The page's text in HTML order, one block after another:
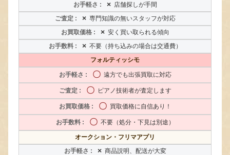
× 店舗探しが手間
× 専門知識の無いスタッフが対応
× 安く買い取られる傾向
× 不要（持ち込みの場合は交通費）
フォルティッシモ
〇 遠方でも出張買取に対応
〇 ピアノ技術者が査定します
〇 買取価格に自信あり！
〇 不要（処分・下見は別途）
オークション・フリマアプリ
× 商品説明、配送が大変